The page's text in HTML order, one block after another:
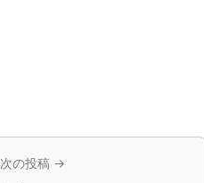
次の投稿 →